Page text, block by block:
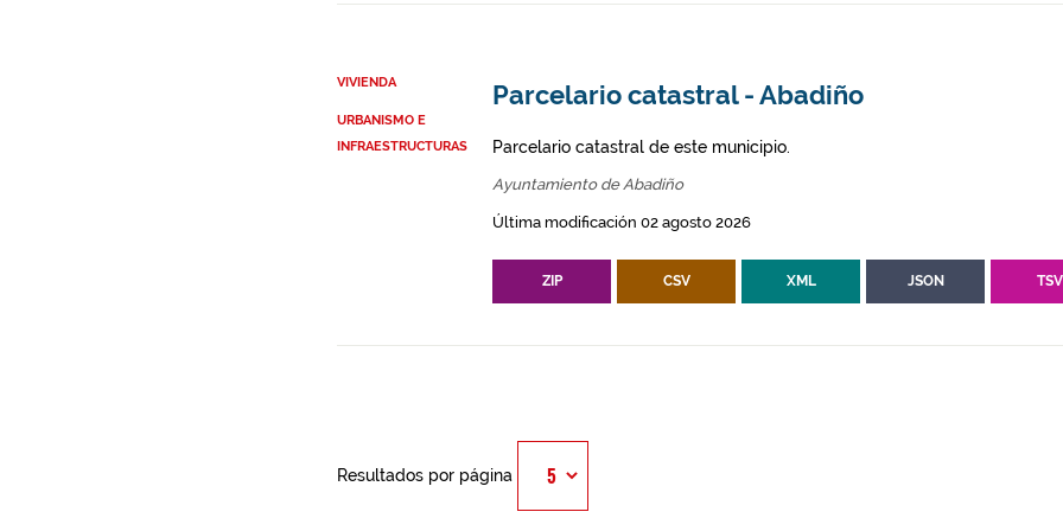
VIVIENDA
URBANISMO E
INFRAESTRUCTURAS
Parcelario catastral - Abadiño
Parcelario catastral de este municipio.
Ayuntamiento de Abadiño
Última modificación 02 agosto 2026
ZIP CSV XML JSON TSV
Resultados por página